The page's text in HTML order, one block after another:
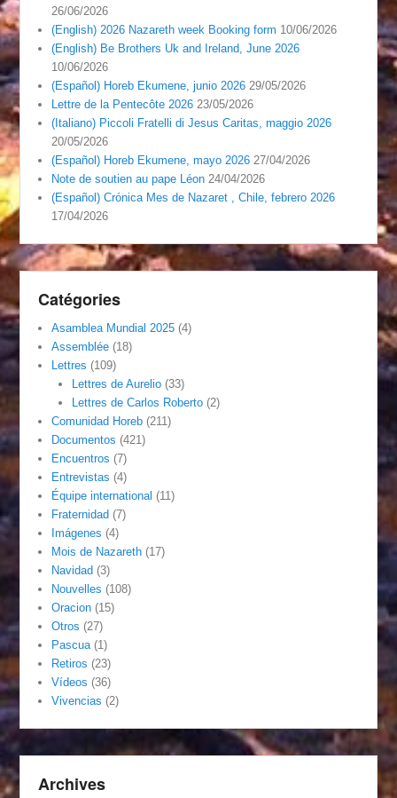
26/06/2026
(English) 2026 Nazareth week Booking form 10/06/2026
(English) Be Brothers Uk and Ireland, June 2026
10/06/2026
(Español) Horeb Ekumene, junio 2026 29/05/2026
Lettre de la Pentecôte 2026 23/05/2026
(Italiano) Piccoli Fratelli di Jesus Caritas, maggio 2026
20/05/2026
(Español) Horeb Ekumene, mayo 2026 27/04/2026
Note de soutien au pape Léon 24/04/2026
(Español) Crónica Mes de Nazaret , Chile, febrero 2026
17/04/2026
Catégories
Asamblea Mundial 2025 (4)
Assemblée (18)
Lettres (109)
Lettres de Aurelio(33)
Lettres de Carlos Roberto(2)
Comunidad Horeb (211)
Documentos (421)
Encuentros (7)
Entrevistas (4)
Équipe international (11)
Fraternidad (7)
Imágenes (4)
Mois de Nazareth (17)
Navidad (3)
Nouvelles (108)
Oracion (15)
Otros (27)
Pascua (1)
Retiros (23)
Vídeos (36)
Vivencias (2)
Archives